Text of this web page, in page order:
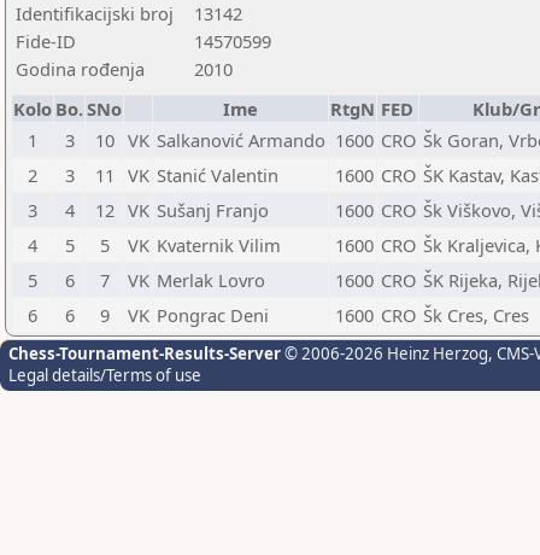
Identifikacijski broj
13142
Fide-ID
14570599
Godina rođenja
2010
Kolo Bo.SNo Ime RtgN FED
Klub/
1
3 10 VK Salkanović Armando 1600 CRO Šk Goran,
2
3 11 VK Stanić Valentin 1600 CRO ŠK Kastav,
3
4 12 VK Sušanj Franjo 1600 CRO Šk Viškovo,
4
5 5 VK Kvaternik Vilim 1600 CRO Šk Kraljevica,
5
6 7 VK Merlak Lovro 1600 CRO ŠK Rijeka,
6
6 9 VK Pongrac Deni 1600 CRO Šk Cres, Cres
Chess-Tournament-Results-Server© 2006-2026 Heinz Herzog,
Legal details/Terms of use